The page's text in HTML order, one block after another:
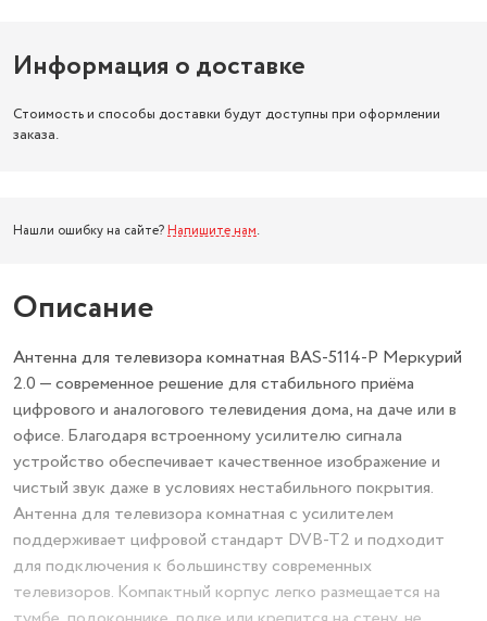
Информация о доставке
Стоимость и способы доставки будут доступны при оформлении
заказа.
Нашли ошибку на сайте? Напишите нам.
Описание
Антенна для телевизора комнатная BAS-5114-P Меркурий
2.0 — современное решение для стабильного приёма
цифрового и аналогового телевидения дома, на даче или в
офисе. Благодаря встроенному усилителю сигнала
устройство обеспечивает качественное изображение и
чистый звук даже в условиях нестабильного покрытия.
Антенна для телевизора комнатная с усилителем
поддерживает цифровой стандарт DVB-T2 и подходит
для подключения к большинству современных
телевизоров. Компактный корпус легко размещается на